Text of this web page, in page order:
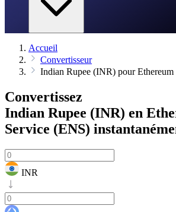
Accueil
Convertisseur
Indian Rupee (INR) pour
Convertissez
Indian Rupee (INR) en
Service (ENS)
INR